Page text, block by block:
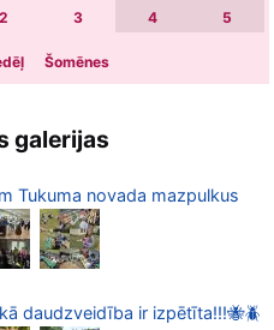
2 3 4 5
Šomēnes
galerijas
Tukuma novada mazpulkus
daudzveidība ir izpētīta!!!🐝🪲